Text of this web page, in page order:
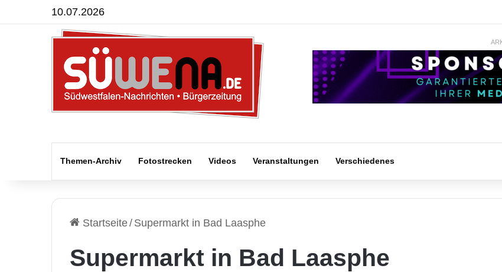
10.07.2026
Themen-Archiv Fotostrecken Videos Veranstaltungen Verschiedenes
Startseite/ Supermarkt in Bad Laasphe
Supermarkt in Bad Laasphe